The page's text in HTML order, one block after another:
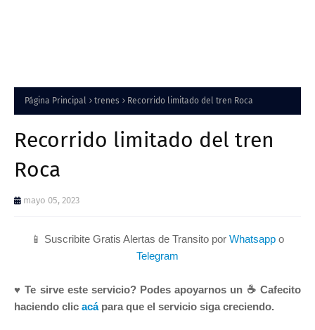
Página Principal trenes Recorrido limitado del tren Roca
Recorrido limitado del tren
Roca
mayo 05, 2023
📱 Suscribite Gratis Alertas de Transito por Whatsapp o
Telegram
♥ Te sirve este servicio? Podes apoyarnos un ☕ Cafecito
haciendo clic acápara que el servicio siga creciendo.